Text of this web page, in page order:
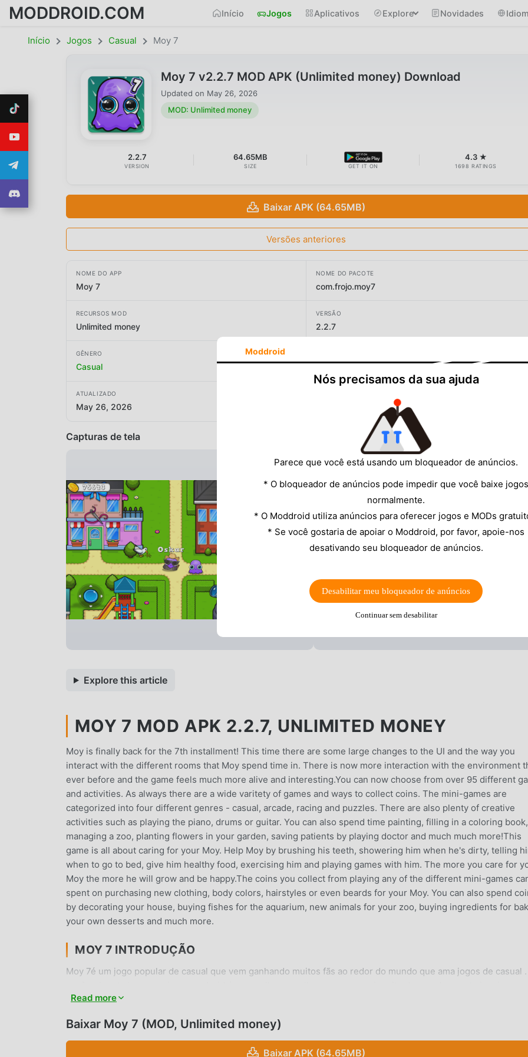
MODDROID.COM Início Jogos Aplicativos Explore Novidades
Início Jogos Casual Moy 7
Moy 7 v2.2.7 MOD APK (Unlimited money) Download
Updated on May 26, 2026
MOD: Unlimited money
2.2.7
VERSION
64.65MB
SIZE GET IT ON
4.3 ★
1698 RATINGS
Baixar APK (64.65MB)
Versões anteriores
NOME DO APP
Moy 7
NOME DO PACOTE
com.frojo.moy7
RECURSOS MOD
Unlimited money
VERSÃO
2.2.7
GÊNERO
Casual Frojo Apps
ATUALIZADO
May 26, 2026
Capturas de tela
Explore this article
MOY 7 MOD APK 2.2.7, UNLIMITED MONEY
Moy is finally back for the 7th installment! This time there are some large changes to the UI and the way you
interact with the different rooms that Moy spend time in. There is now more interaction with the environment
ever before and the game feels much more alive and interesting.You can now choose from over 95 different
and activities. As always there are a wide varitety of games and ways to collect coins. The mini-games are
categorized into four different genres - casual, arcade, racing and puzzles. There are also plenty of creative
activities such as playing the piano, drums or guitar. You can also spend time painting, filling in a coloring book,
managing a zoo, planting flowers in your garden, saving patients by playing doctor and much much more!This
game is all about caring for your Moy. Help Moy by brushing his teeth, showering him when he's dirty, telling
when to go to bed, give him healthy food, exercising him and playing games with him. The more you care for
Moy the more he will grow and be happy.The coins you collect from playing any of the different mini-games
spent on purchasing new clothing, body colors, hairstyles or even beards for your Moy. You can also spend
by decorating your house, buying fishes for the aquarium, new animals for your zoo, buying ingredients for
your own desserts and much more.
MOY 7 INTRODUÇÃO
Moy 7é um jogo popular de casual que vem ganhando muitos fãs ao redor do mundo que ama jogos de casual .
gratuitos. Além de oferecer as últimas versões doMoy 72.2.7gratuitamente, Modroid também oferece Unlimited
aproveitar a diversão trazida pelo jogo. Moddroid promete que nenhum mod do Moy 7irá cobrar nenhuma tarifa
dos usuários, além de ser 100% seguro e gratuito para instalar. Baixe o moddroid client para baixar e instalar o
Read more
Baixar Moy 7 (MOD, Unlimited money)
Baixar APK (64.65MB)
Moddroid
Nós precisamos da sua ajuda
Parece que você está usando um bloqueador de anúncios.
* O bloqueador de anúncios pode impedir que você baixe jogos
normalmente.
* O Moddroid utiliza anúncios para oferecer jogos e MODs
* Se você gostaria de apoiar o Moddroid, por favor, apoie-nos
desativando seu bloqueador de anúncios.
Desabilitar meu bloqueador de anúncios
Continuar sem desabilitar